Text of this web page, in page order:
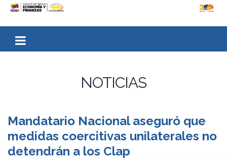
NOTICIAS
Mandatario Nacional aseguró que
medidas coercitivas unilaterales no
detendrán a los Clap